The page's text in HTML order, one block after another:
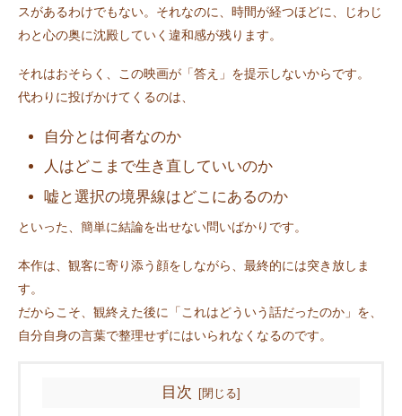
スがあるわけでもない。それなのに、時間が経つほどに、じわじ
わと心の奥に沈殿していく違和感が残ります。
それはおそらく、この映画が「答え」を提示しないからです。
代わりに投げかけてくるのは、
自分とは何者なのか
人はどこまで生き直していいのか
嘘と選択の境界線はどこにあるのか
といった、簡単に結論を出せない問いばかりです。
本作は、観客に寄り添う顔をしながら、最終的には突き放しま
す。
だからこそ、観終えた後に「これはどういう話だったのか」を、
自分自身の言葉で整理せずにはいられなくなるのです。
目次